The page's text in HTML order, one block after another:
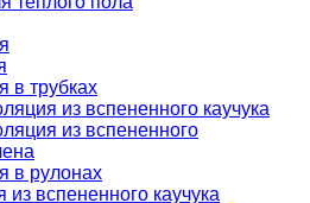
в трубках
из вспененного каучука
из вспененного
в рулонах
из вспененного каучука